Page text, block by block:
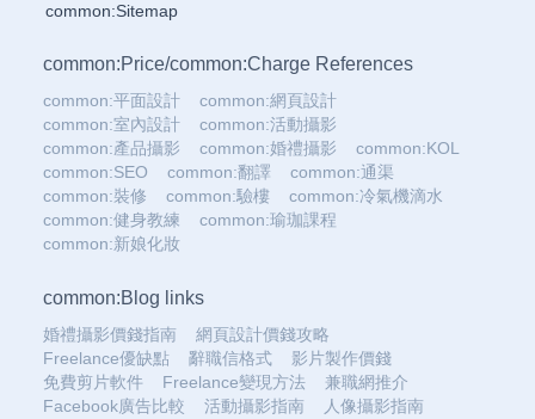
common:Sitemap
common:Price/common:Charge References
common:平面設計
common:網頁設計
common:室內設計
common:活動攝影
common:產品攝影
common:婚禮攝影
common:KOL
common:SEO
common:翻譯
common:通渠
common:裝修
common:驗樓
common:冷氣機滴水
common:健身教練
common:瑜珈課程
common:新娘化妝
common:Blog links
婚禮攝影價錢指南
網頁設計價錢攻略
Freelance優缺點
辭職信格式
影片製作價錢
免費剪片軟件
Freelance變現方法
兼職網推介
Facebook廣告比較
活動攝影指南
人像攝影指南